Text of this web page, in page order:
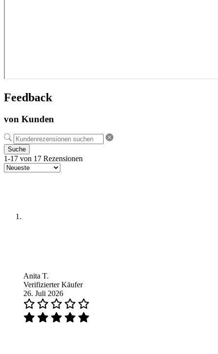
Feedback
von Kunden
Suche
1-17 von 17 Rezensionen
Anita T.
Verifizierter Käufer
26. Juli 2026